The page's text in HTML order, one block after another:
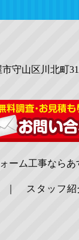
守山区川北町
ーム工事ならあ
スタッフ